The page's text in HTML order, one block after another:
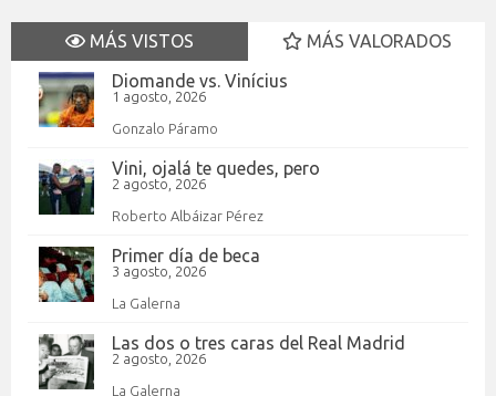
MÁS VISTOS
MÁS VALORADOS
Diomande vs. Vinícius
1 agosto, 2026
Gonzalo Páramo
Vini, ojalá te quedes, pero
2 agosto, 2026
Roberto Albáizar Pérez
Primer día de beca
3 agosto, 2026
La Galerna
Las dos o tres caras del Real Madrid
2 agosto, 2026
La Galerna